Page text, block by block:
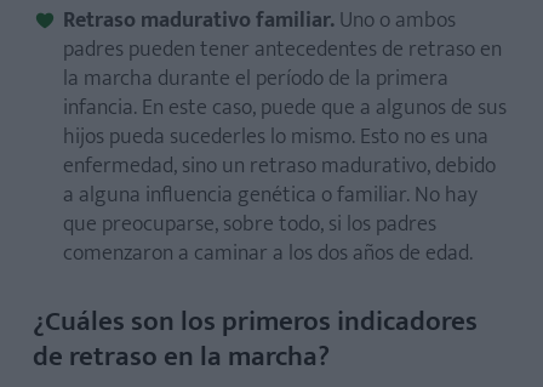
Retraso madurativo familiar.Uno o ambos
padres pueden tener antecedentes de retraso en
la marcha durante el período de la primera
infancia. En este caso, puede que a algunos de sus
hijos pueda sucederles lo mismo. Esto no es una
enfermedad, sino un retraso madurativo, debido
a alguna influencia genética o familiar. No hay
que preocuparse, sobre todo, si los padres
comenzaron a caminar a los dos años de edad.
¿Cuáles son los primeros indicadores
de retraso en la marcha?